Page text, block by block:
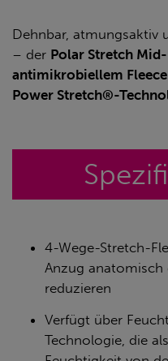
Dehnbar, atmungsaktiv
– der Polar Stretch
antimikrobiellem Fleece
Power Stretch®-
4-Wege-Stretch-
Anzug
reduzieren
Verfügt über
Technologie, die